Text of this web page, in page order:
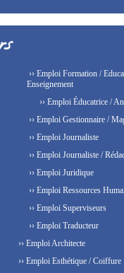
›› Emploi Formation /
Enseignement
›› Emploi Éducatrice /
›› Emploi Gestionnaire /
›› Emploi Journaliste
›› Emploi Journaliste /
›› Emploi Juridique
›› Emploi Ressources
›› Emploi Superviseurs
›› Emploi Traducteur
›› Emploi Architecte
›› Emploi Esthétique / Coiffure